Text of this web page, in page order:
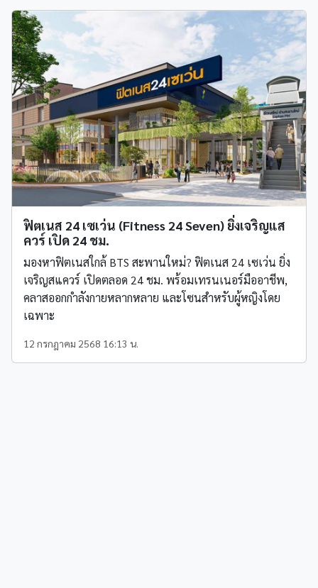
ฟิตเนส 24 เซเว่น (Fitness 24 Seven) ยิ่งเจริญแส
ควร์ เปิด 24 ชม.
มองหาฟิตเนสใกล้ BTS สะพานใหม่? ฟิตเนส 24 เซเว่น ยิ่ง
เจริญสแควร์ เปิดตลอด 24 ชม. พร้อมเทรนเนอร์มืออาชีพ,
คลาสออกกำลังกายหลากหลาย และโซนสำหรับผู้หญิงโดย
เฉพาะ
12 กรกฎาคม 2568 16:13 น.